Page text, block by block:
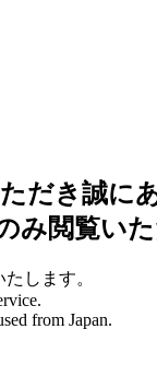
だき誠に
み閲覧いた
します。
from Japan.